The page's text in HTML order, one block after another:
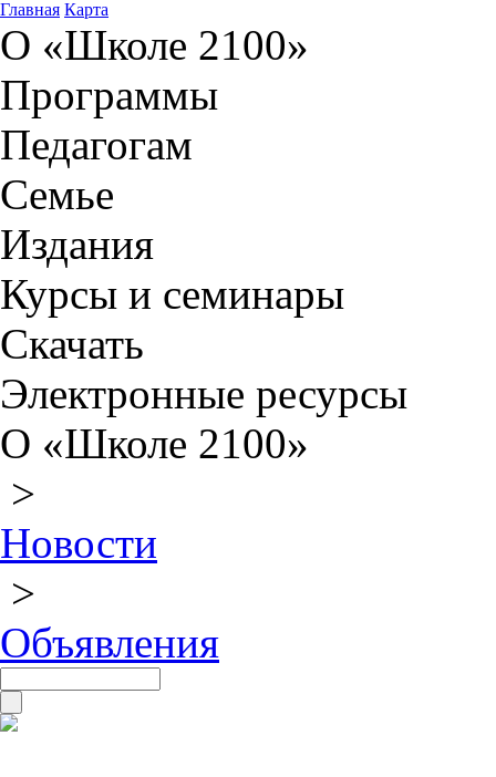
Главная Карта
О «Школе 2100»
Программы
Педагогам
Семье
Издания
Курсы и семинары
Скачать
Электронные ресурсы
О «Школе 2100»
>
Новости
>
Объявления